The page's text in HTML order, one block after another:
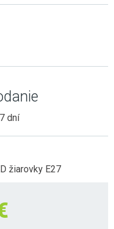
dní
žiarovky E27